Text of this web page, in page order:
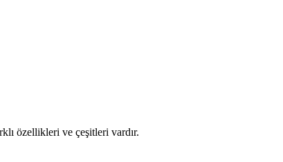
özellikleri ve çeşitleri vardır.